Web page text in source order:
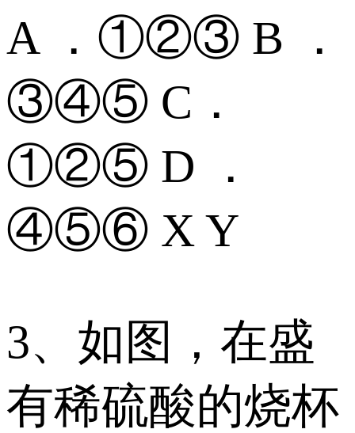
A ．①②③ B ．
③④⑤ C．
①②⑤ D ．
④⑤⑥ X Y
3、如图，在盛
有稀硫酸的烧杯